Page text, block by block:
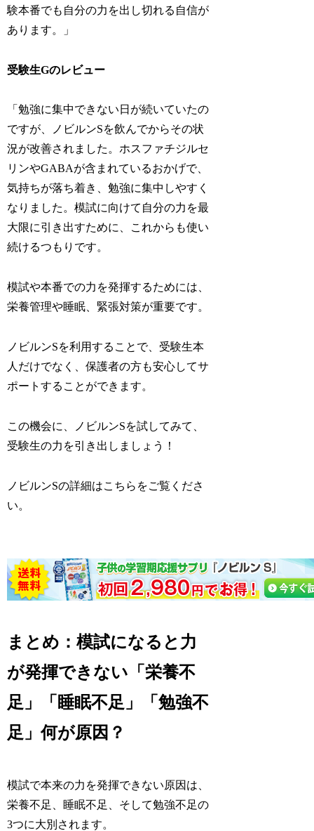
験本番でも自分の力を出し切れる自信が
あります。」
受験生Gのレビュー
「勉強に集中できない日が続いていたの
ですが、ノビルンSを飲んでからその状
況が改善されました。ホスファチジルセ
リンやGABAが含まれているおかげで、
気持ちが落ち着き、勉強に集中しやすく
なりました。模試に向けて自分の力を最
大限に引き出すために、これからも使い
続けるつもりです。
模試や本番での力を発揮するためには、
栄養管理や睡眠、緊張対策が重要です。
ノビルンSを利用することで、受験生本
人だけでなく、保護者の方も安心してサ
ポートすることができます。
この機会に、ノビルンSを試してみて、
受験生の力を引き出しましょう！
ノビルンSの詳細はこちらをご覧くださ
い。
まとめ：模試になると力
が発揮できない「栄養不
足」「睡眠不足」「勉強不
足」何が原因？
模試で本来の力を発揮できない原因は、
栄養不足、睡眠不足、そして勉強不足の
3つに大別されます。